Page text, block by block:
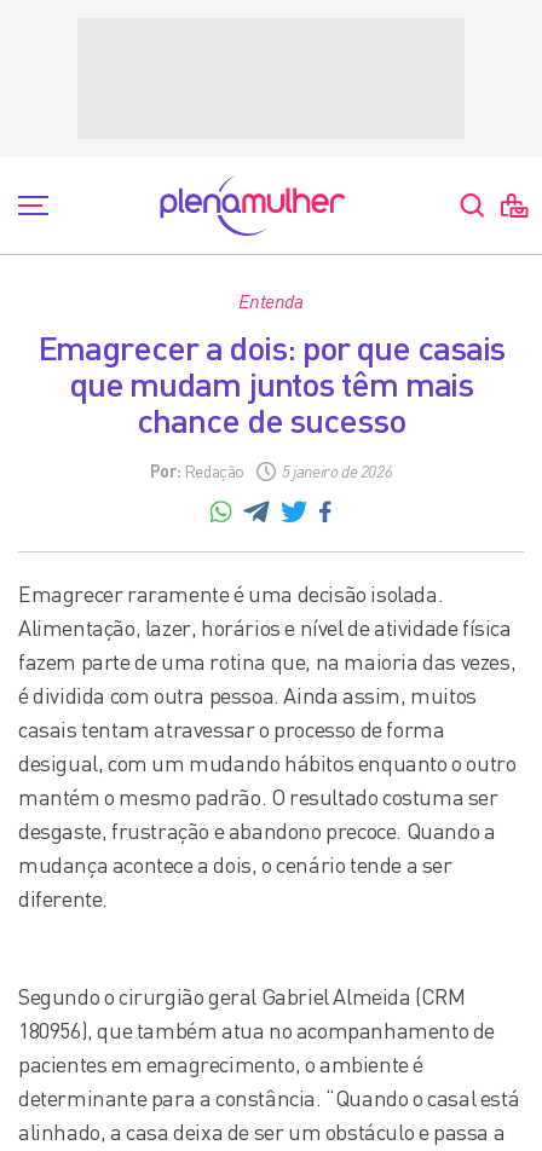
Entenda
Emagrecer a dois: por que casais
que mudam juntos têm mais
chance de sucesso
Por: Redação 5 janeiro de 2026
Emagrecer raramente é uma decisão isolada.
Alimentação, lazer, horários e nível de atividade física
fazem parte de uma rotina que, na maioria das vezes,
é dividida com outra pessoa. Ainda assim, muitos
casais tentam atravessar o processo de forma
desigual, com um mudando hábitos enquanto o outro
mantém o mesmo padrão. O resultado costuma ser
desgaste, frustração e abandono precoce. Quando a
mudança acontece a dois, o cenário tende a ser
diferente.
Segundo o cirurgião geral Gabriel Almeida (CRM
180956), que também atua no acompanhamento de
pacientes em emagrecimento, o ambiente é
determinante para a constância. “Quando o casal está
alinhado, a casa deixa de ser um obstáculo e passa a